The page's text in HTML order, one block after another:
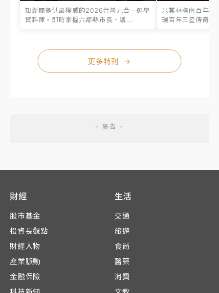
知新聞提供最權威的2026台灣九合一選舉
資料庫。即時掌握六都縣市長、議...
米其林指南百年之
瑞百年三星傳奇、
更多特刊 →
財經
股市基金
投資長觀點
財經人物
產業脈動
金融保險
生活
交通
旅遊
食尚
醫藥
消費